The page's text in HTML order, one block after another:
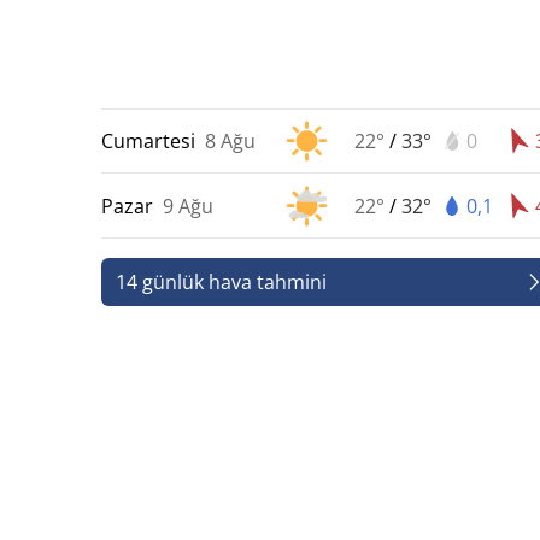
Cumartesi 8 Ağu 22° /33° 0
Pazar 9 Ağu 22° /32° 0,1
14 günlük hava tahmini